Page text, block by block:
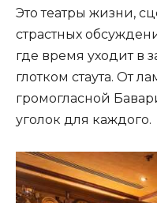
Это театры жизни,
страстных
где время уходит в
глотком стаута. От
громогласной
уголок для каждого.